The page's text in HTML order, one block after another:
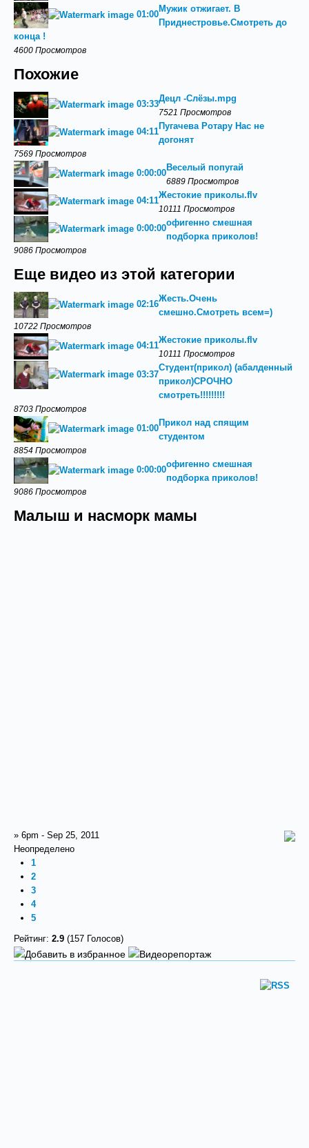
01:00
Мужик отжигает. В
Приднестровье.Смотреть до
конца !
4600 Просмотров
Похожие
03:33
Децл -Слёзы.mpg
7521 Просмотров
04:11
Пугачева Ротару Нас не
догонят
7569 Просмотров
0:00:00
Веселый попугай
6889 Просмотров
04:11
Жестокие приколы.flv
10111 Просмотров
0:00:00
офигенно смешная
подборка приколов!
9086 Просмотров
Еще видео из этой категории
02:16
Жесть.Очень
смешно.Смотреть всем=)
10722 Просмотров
04:11
Жестокие приколы.flv
10111 Просмотров
03:37
Студент(прикол) (абалденный
прикол)СРОЧНО
смотреть!!!!!!!!!
8703 Просмотров
01:00
Прикол над спящим
студентом
8854 Просмотров
0:00:00
офигенно смешная
подборка приколов!
9086 Просмотров
Малыш и насморк мамы
» 6pm - Sep 25, 2011
Неопределено
1
2
3
4
5
Рейтинг: 2.9 (157 Голосов)